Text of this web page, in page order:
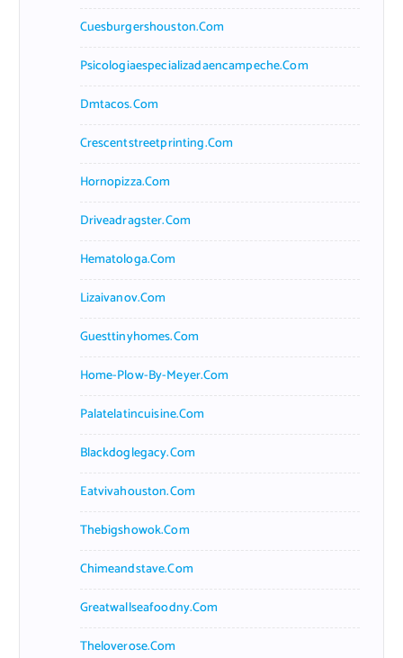
Cuesburgershouston.com
Psicologiaespecializadaencampeche.com
Dmtacos.com
Crescentstreetprinting.com
Hornopizza.com
Driveadragster.com
Hematologa.com
Lizaivanov.com
Guesttinyhomes.com
Home-Plow-By-Meyer.com
Palatelatincuisine.com
Blackdoglegacy.com
Eatvivahouston.com
Thebigshowok.com
Chimeandstave.com
Greatwallseafoodny.com
Theloverose.com